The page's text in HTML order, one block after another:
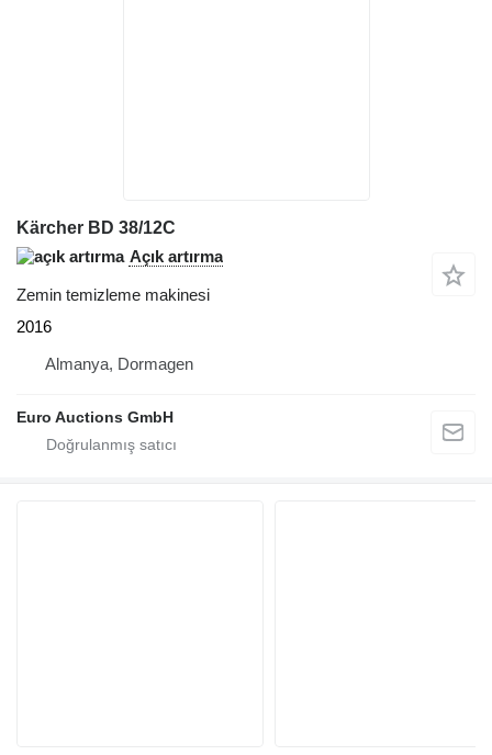
Kärcher BD 38/12C
Açık artırma
Zemin temizleme makinesi
2016
Almanya, Dormagen
Euro Auctions GmbH